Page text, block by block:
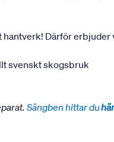
hantverk! Därför erbjuder
svenskt skogsbruk
Sängben hittar duhär